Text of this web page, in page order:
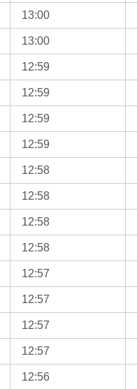
13:00
13:00
12:59
12:59
12:59
12:59
12:58
12:58
12:58
12:58
12:57
12:57
12:57
12:57
12:56